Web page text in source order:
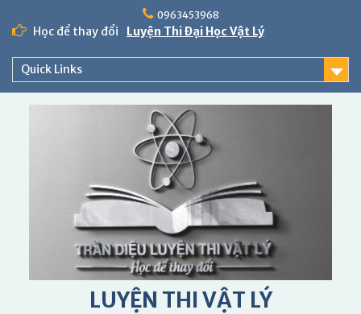
content
0963453968
Học để thay đổi Luyện Thi Đại Học Vật Lý
Quick Links
LUYỆN THI VẬT LÝ